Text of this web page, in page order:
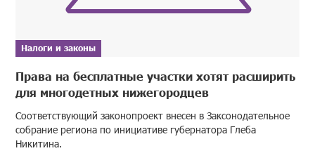
Налоги и законы
Права на бесплатные участки хотят расширить
для многодетных нижегородцев
Соответствующий законопроект внесен в Заксонодательное
собрание региона по инициативе губернатора Глеба
Никитина.